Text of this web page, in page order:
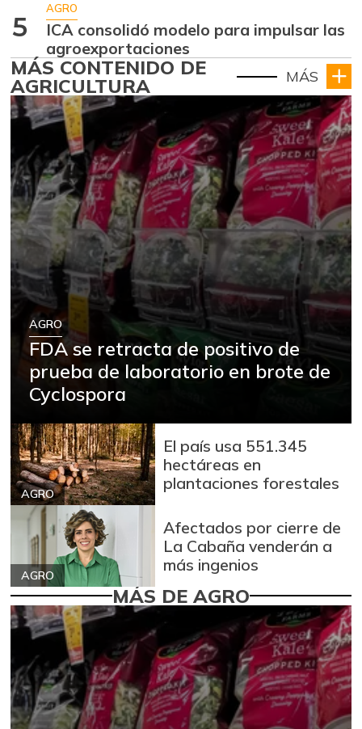
5
AGRO
ICA consolidó modelo para impulsar las
agroexportaciones
MÁS CONTENIDO DE
AGRICULTURA MÁS
AGRO
FDA se retracta de positivo de
prueba de laboratorio en brote de
Cyclospora
AGRO
El país usa 551.345
hectáreas en
plantaciones forestales
AGRO
Afectados por cierre de
La Cabaña venderán a
más ingenios
MÁS DE AGRO